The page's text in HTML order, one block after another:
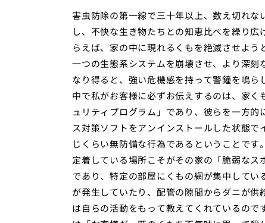
害虫防除の第一線で三十年以上、数え切れな
し、不快な生き物たちとの知恵比べを繰り
らえば、家の中に現れるくもを絶滅させよう
一つの生態系システムを崩壊させ、より深刻
なり得ると、強い危機感を持って警鐘を鳴ら
中で私がお客様に必ずお伝えするのは、家く
ュリティプログラム」であり、彼らを一方
ス対策ソフトをアンインストールした状態
じくらい無防備な行為であるということで
定着している場所こそがその家の「脆弱なス
であり、特定の部屋にくもの網が集中してい
が発生していたり、配管の隙間からダニが供
は自らの活動をもって教えてくれているの